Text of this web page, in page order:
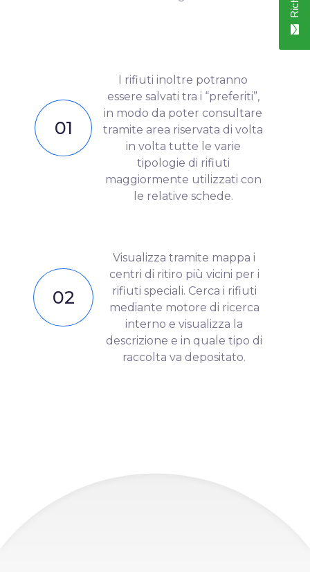
01
I rifiuti inoltre potranno
essere salvati tra i “preferiti”,
in modo da poter consultare
tramite area riservata di volta
in volta tutte le varie
tipologie di rifiuti
maggiormente utilizzati con
le relative schede.
02
Visualizza tramite mappa i
centri di ritiro più vicini per i
rifiuti speciali. Cerca i rifiuti
mediante motore di ricerca
interno e visualizza la
descrizione e in quale tipo di
raccolta va depositato.